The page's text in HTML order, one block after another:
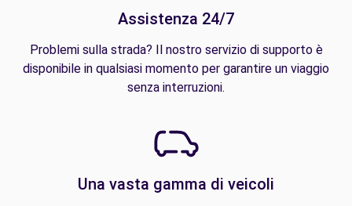
Assistenza 24/7
Problemi sulla strada? Il nostro servizio di supporto è
disponibile in qualsiasi momento per garantire un viaggio
senza interruzioni.
Una vasta gamma di veicoli